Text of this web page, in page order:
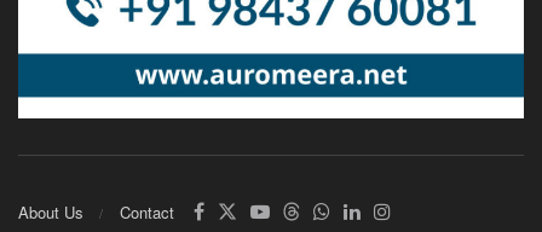
About Us Contact